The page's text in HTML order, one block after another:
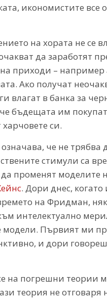
икономистите все
на хората не се
да заработят
приходи – например
Ако получат
влагат в банка за
бъдещата им
си.
че не
стимули са
променят моделите
. Дори днес,
на Фридман,
интелектуално
модели. Първият ми
и дори
на погрешни теории
теория не отговаря